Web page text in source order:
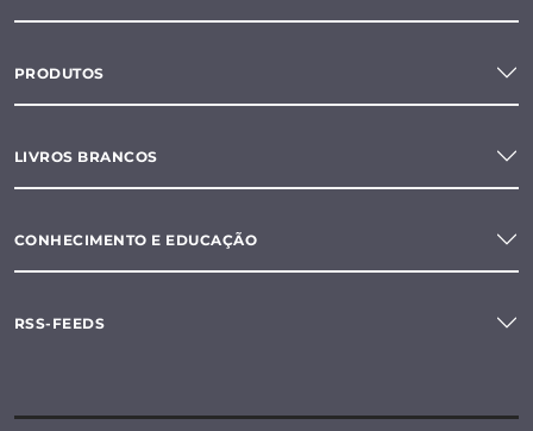
PRODUTOS
LIVROS BRANCOS
CONHECIMENTO E EDUCAÇÃO
RSS-FEEDS